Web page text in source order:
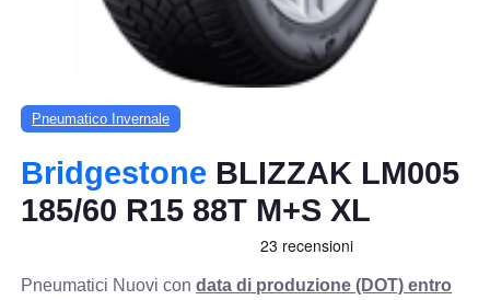
Pneumatico Invernale
Bridgestone BLIZZAK LM005
185/60 R15 88T M+S XL
Pneumatici Nuovi condata di produzione (DOT) entro